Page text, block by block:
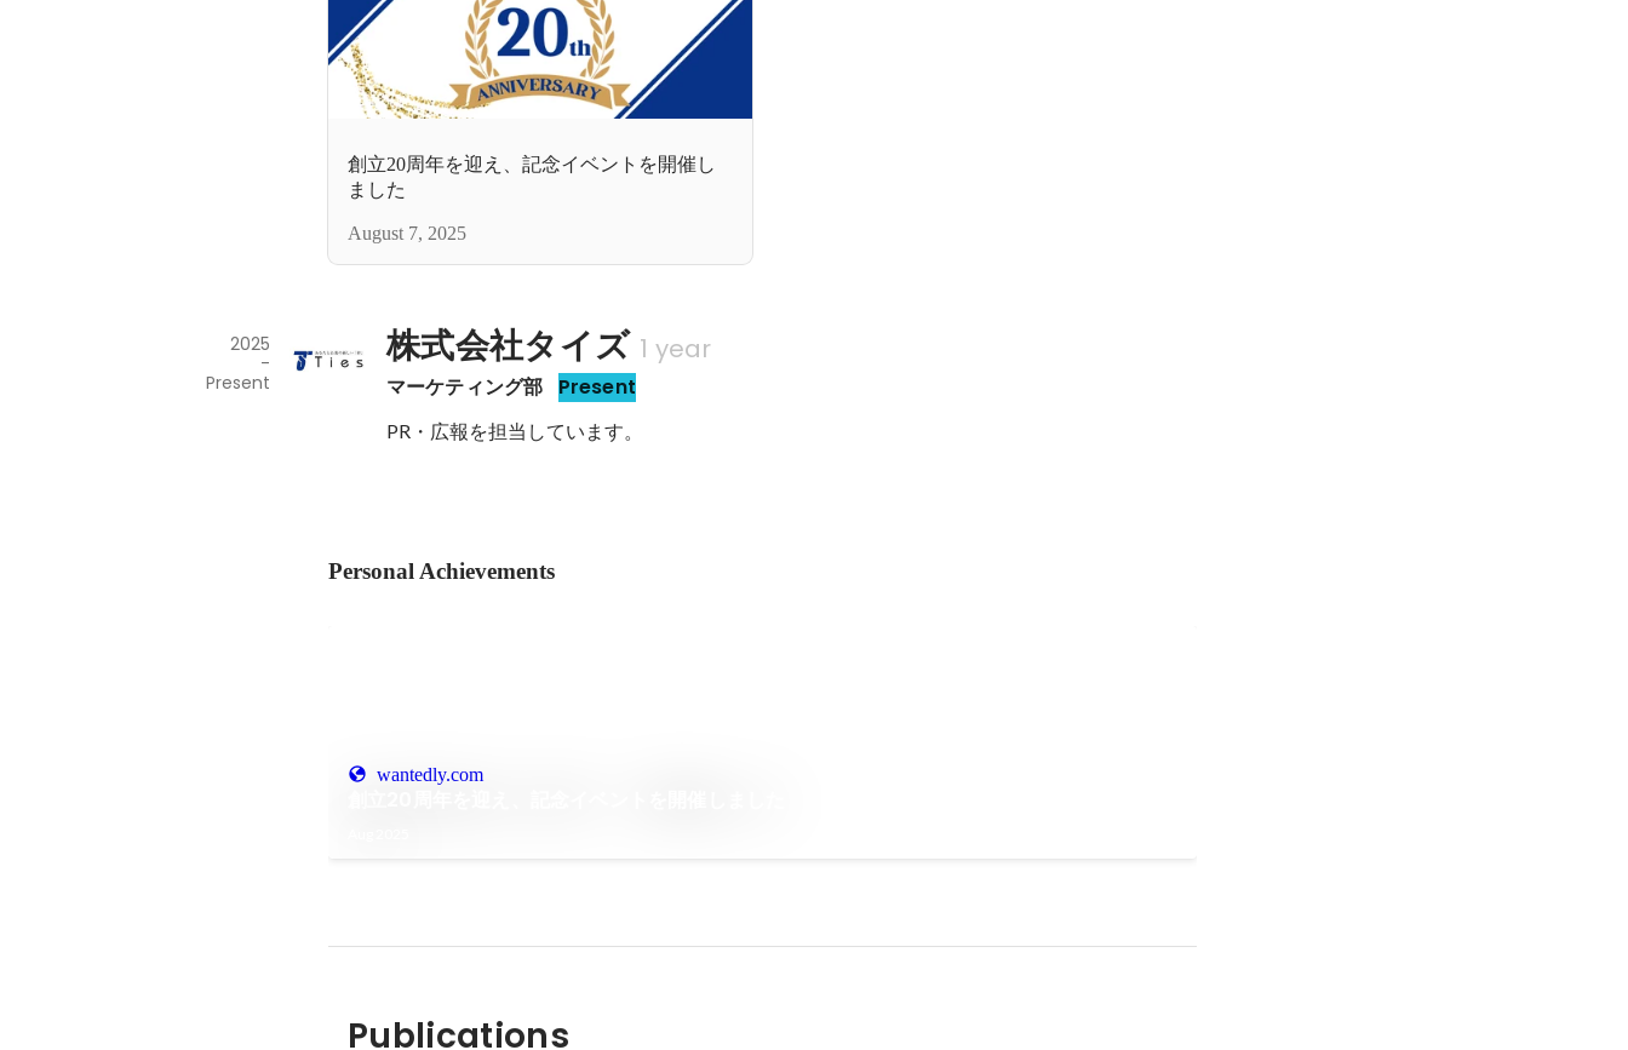
創立20周年を迎え、記念イベントを開催し
ました
August 7, 2025
株式会社タイズ 1 year
マーケティング部 Present
2025
-
Present
PR・広報を担当しています。
Personal Achievements
wantedly.com
Publications